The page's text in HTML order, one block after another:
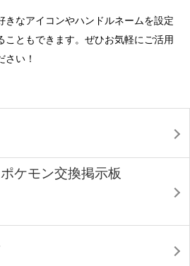
きなアイコンやハンドルネームを設定
こともできます。ぜひお気軽にご活用
さい！
ケモン交換掲示板